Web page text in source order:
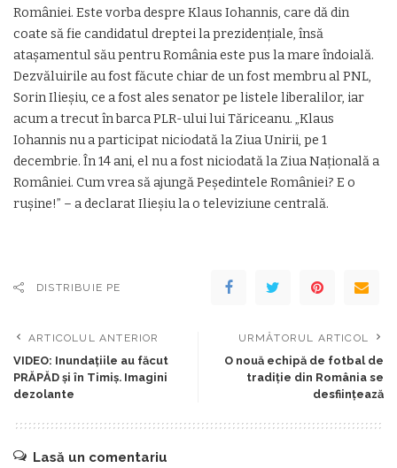
României. Este vorba despre Klaus Iohannis, care dă din
coate să fie candidatul dreptei la prezidenţiale, însă
ataşamentul său pentru România este pus la mare îndoială.
Dezvăluirile au fost făcute chiar de un fost membru al PNL,
Sorin Ilieşiu, ce a fost ales senator pe listele liberalilor, iar
acum a trecut în barca PLR-ului lui Tăriceanu. „Klaus
Iohannis nu a participat niciodată la Ziua Unirii, pe 1
decembrie. În 14 ani, el nu a fost niciodată la Ziua Națională a
României. Cum vrea să ajungă Peşedintele României? E o
rușine!” – a declarat Ilieșiu la o televiziune centrală.
DISTRIBUIE PE
ARTICOLUL ANTERIOR
VIDEO: Inundaţiile au făcut
PRĂPĂD şi în Timiş. Imagini
dezolante
URMĂTORUL ARTICOL
O nouă echipă de fotbal de
tradiţie din România se
desfiinţează
Lasă un comentariu